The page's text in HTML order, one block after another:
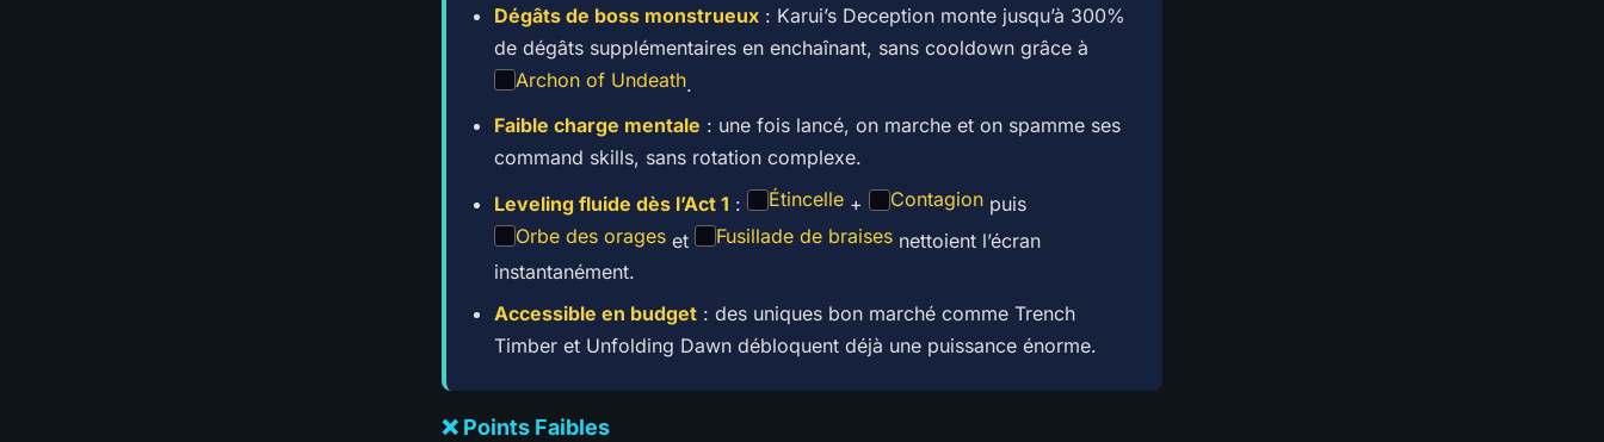
Dégâts de boss monstrueux : Karui’s Deception monte jusqu’à 300%
de dégâts supplémentaires en enchaînant, sans cooldown grâce à
Archon of Undeath.
Faible charge mentale : une fois lancé, on marche et on spamme ses
command skills, sans rotation complexe.
Leveling fluide dès l’Act 1 : Étincelle + Contagion puis
Orbe des orages et Fusillade de braises nettoient l’écran
instantanément.
Accessible en budget : des uniques bon marché comme Trench
Timber et Unfolding Dawn débloquent déjà une puissance énorme.
❌ Points Faibles